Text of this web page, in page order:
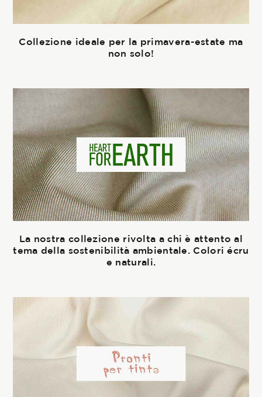
Collezione ideale per la primavera-estate ma
non solo!
La nostra collezione rivolta a chi è attento al
tema della sostenibilità ambientale. Colori écru
e naturali.